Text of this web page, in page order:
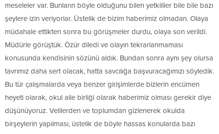
meseleler var. Bunların böyle olduğunu bilen yetkililer bile bile bazı
şeylere izin veriyorlar. Üstelik de bizim haberimiz olmadan. Olaya
müdahale ettikten sonra bu görüşmeler durdu, olaya son verildi.
Müdürle görüştük. Özür diledi ve olayın tekrarlanmaması
konusunda kendisinin sözünü aldık. Bundan sonra aynı şey olursa
tavrımız daha sert olacak, hatta savcılığa başvuracağımızı söyledik.
Bu tür çalışmalarda veya benzer girişimlerde bizlerin encümen
heyeti olarak, okul aile birliği olarak haberimiz olması gerekir diye
düşünüyoruz. Velilerden ve toplumdan gizlenerek okulda
birşeylerin yapılması, üstelik de böyle hassas konularda bazı